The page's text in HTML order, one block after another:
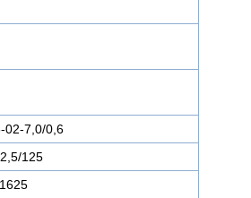
7,0/0,6
125